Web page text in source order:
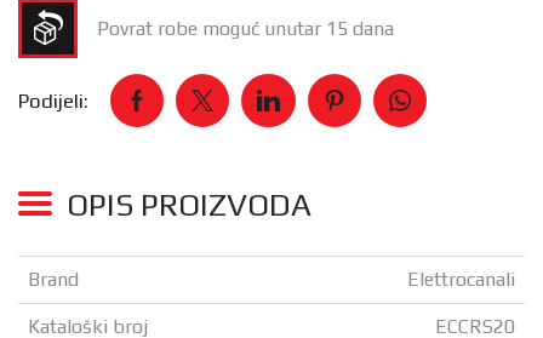
Povrat robe moguć unutar 15 dana
Podijeli:
OPIS PROIZVODA
Brand Elettrocanali
Kataloški broj ECCRS20